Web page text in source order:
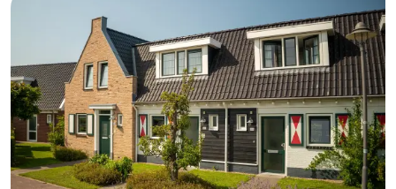
Nature
Oosterschelde
-
Nature
Kop
van
Walcheren
-
Veere